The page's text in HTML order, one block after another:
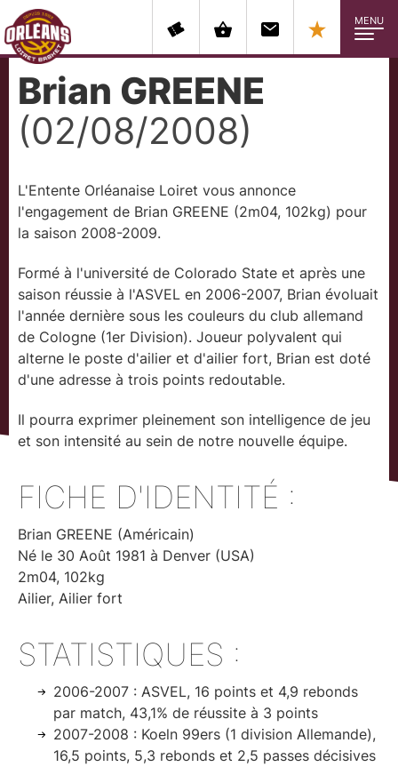
MENU
Brian GREENE
(02/08/2008)
L'Entente Orléanaise Loiret vous annonce
l'engagement de Brian GREENE (2m04, 102kg) pour
la saison 2008-2009.
Formé à l'université de Colorado State et après une
saison réussie à l'ASVEL en 2006-2007, Brian évoluait
l'année dernière sous les couleurs du club allemand
de Cologne (1er Division). Joueur polyvalent qui
alterne le poste d'ailier et d'ailier fort, Brian est doté
d'une adresse à trois points redoutable.
Il pourra exprimer pleinement son intelligence de jeu
et son intensité au sein de notre nouvelle équipe.
FICHE D'IDENTITÉ :
Brian GREENE (Américain)
Né le 30 Août 1981 à Denver (USA)
2m04, 102kg
Ailier, Ailier fort
STATISTIQUES :
2006-2007 : ASVEL, 16 points et 4,9 rebonds
par match, 43,1% de réussite à 3 points
2007-2008 : Koeln 99ers (1 division Allemande),
16,5 points, 5,3 rebonds et 2,5 passes décisives